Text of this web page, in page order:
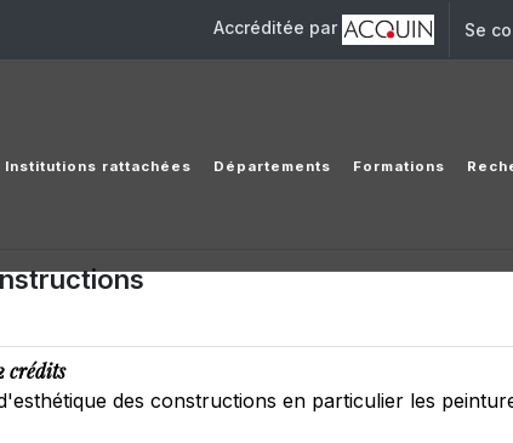
3/4 Accréditée par Se
Institutions rattachées Départements Formations
crédits
des constructions en particulier les